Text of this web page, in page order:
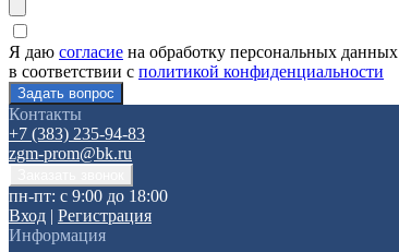
Я даю согласие на обработку персональных данных
в соответствии с политикой конфиденциальности
Контакты
+7 (383) 235-94-83
zgm-prom@bk.ru
пн-пт: с 9:00 до 18:00
Вход | Регистрация
Информация